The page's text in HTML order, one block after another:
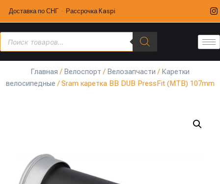
Доставка по СНГ · Рассрочка Kaspi
Главная / Велоспорт / Велозапчасти / Каретки
велосипедные / Sram каретка BB DUB PressFit (MTB) 107mm